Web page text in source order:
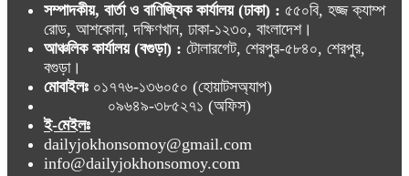
সম্পাদকীয়, বার্তা ও বাণিজ্যিক কার্যালয় (ঢাকা) : ৫৫০বি, হজ্জ ক্যাম্প
রোড, আশকোনা, দক্ষিণখান, ঢাকা-১২৩০, বাংলাদেশ।
আঞ্চলিক কার্যালয় (বগুড়া) : টোলারগেট, শেরপুর-৫৮৪০, শেরপুর,
বগুড়া।
মোবাইলঃ ০১৭৭৬-১৩৬০৫০ (হোয়াটসঅ্যাপ)
০৯৬৪৯-৩৮৫২৭১ (অফিস)
ই-মেইলঃ
dailyjokhonsomoy@gmail.com
info@dailyjokhonsomoy.com